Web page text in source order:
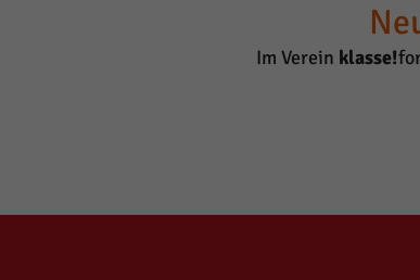
Im Verein klasse!